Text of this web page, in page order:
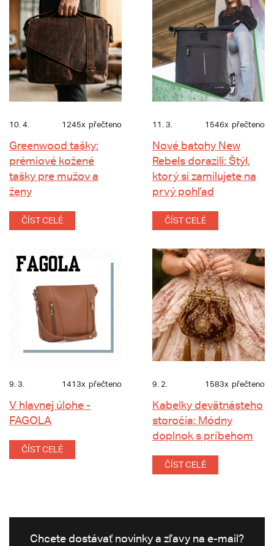
10. 4. 1245x přečteno
Greenwood tašky:
prémiové kožené
tašky pre mužov a
ženy
ČÍST CELÉ
11. 3. 1546x přečteno
Nové batohy New
Rebels dorazili: Štýl,
ktorý si zamilujete na
prvý pohľad
ČÍST CELÉ
9. 3. 1413x přečteno
V hlavnej úlohe -
FAGOLA
ČÍST CELÉ
9. 2. 1583x přečteno
Kabelky devätnásteho
storočia: Módny
doplnok s príbehom
ČÍST CELÉ
Chcete dostávať novinky a zľavy na e-mail?